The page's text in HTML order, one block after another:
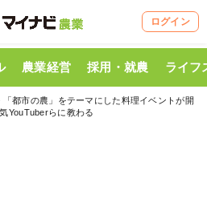
ログイン
農業経営 採用・就農 ライフ
「都市の農」をテーマにした料理イベントが開
YouTuberらに教わる